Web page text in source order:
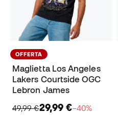
OFFERTA
Maglietta Los Angeles
Lakers Courtside OGC
Lebron James
49,99 €29,99 €−40%